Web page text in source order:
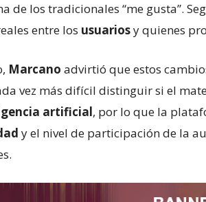
de los tradicionales “me gusta”.
entre los usuariosy quienes
Marcano advirtió que estos
vez más difícil distinguir si el
artificial, por lo que la
y el nivel de participación de la